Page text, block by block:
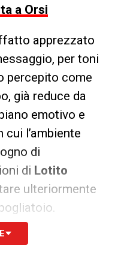
a Orsi
apprezzato
per toni
percepito come
già reduce da
emotivo e
l’ambiente
di
di Lotito
ulteriormente